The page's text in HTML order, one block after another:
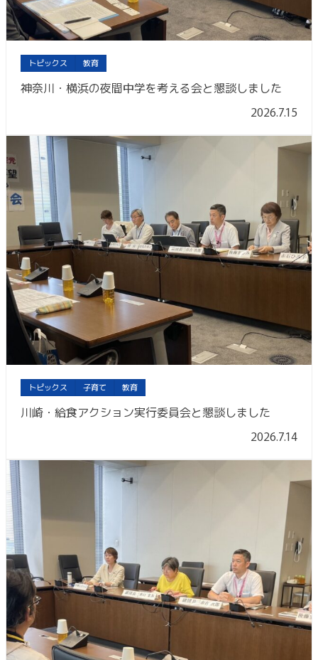
トピックス 教育
神奈川・横浜の夜間中学を考える会と懇談しました
2026.7.15
トピックス 子育て 教育
川崎・給食アクション実行委員会と懇談しました
2026.7.14